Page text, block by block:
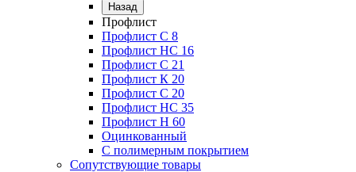
Назад
Профлист
Профлист С 8
Профлист НС 16
Профлист C 21
Профлист К 20
Профлист С 20
Профлист НС 35
Профлист Н 60
Оцинкованный
С полимерным покрытием
Сопутствующие товары